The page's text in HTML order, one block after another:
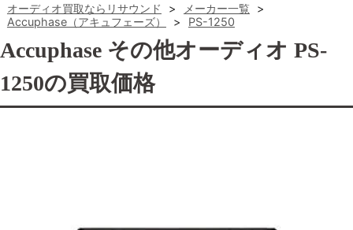
オーディオ買取ならリサウンド > メーカー一覧
>
Accuphase（アキュフェーズ）
> PS-1250
Accuphase その他オーディオ PS-
1250の買取価格